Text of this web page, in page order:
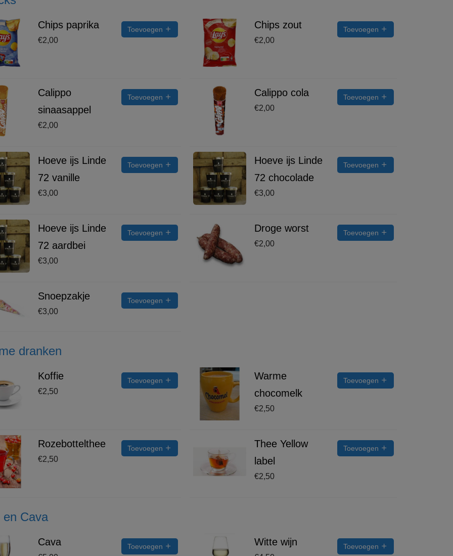
Chips paprika
€2,00
Toevoegen Chips zout
€2,00
Toevoegen
Calippo
sinaasappel
€2,00
Toevoegen Calippo cola
€2,00
Toevoegen
Hoeve ijs Linde
72 vanille
€3,00
Toevoegen
Hoeve ijs Linde
72 chocolade
€3,00
Toevoegen
Hoeve ijs Linde
72 aardbei
€3,00
Toevoegen Droge worst
€2,00
Toevoegen
Snoepzakje
€3,00
Toevoegen
dranken
Koffie
€2,50
Toevoegen
Warme
chocomelk
€2,50
Toevoegen
Rozebottelthee
€2,50
Toevoegen
Thee Yellow
label
€2,50
Toevoegen
en Cava
Cava Toevoegen Witte wijn Toevoegen